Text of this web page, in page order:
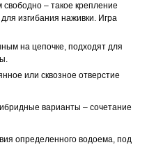
– такое крепление
изгибания наживки. Игра
на цепочке, подходят для
или сквозное отверстие
варианты – сочетание
определенного водоема, под